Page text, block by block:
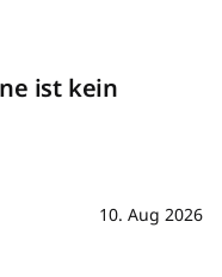
ist kein
10. Aug 2026